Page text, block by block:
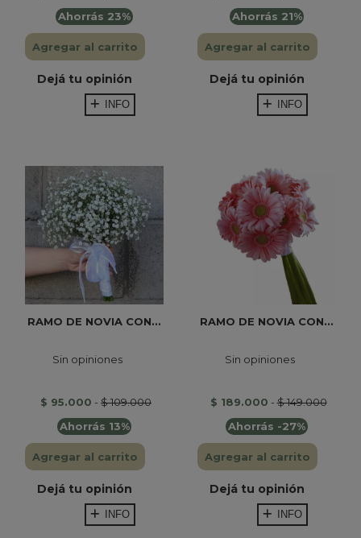
Ahorrás 23%
Agregar al carrito
Dejá tu opinión
INFO
Ahorrás 21%
Agregar al carrito
Dejá tu opinión
INFO
RAMO DE NOVIA CON...
Sin opiniones
$ 95.000 - $ 109.000
Ahorrás 13%
Agregar al carrito
Dejá tu opinión
INFO
RAMO DE NOVIA CON...
Sin opiniones
$ 189.000 -$ 149.000
Ahorrás -27%
Agregar al carrito
Dejá tu opinión
INFO